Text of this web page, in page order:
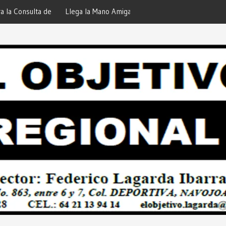
de DIF Navojoa a la Ampliación
de Servicios… Desde: Redacción
Nuestras Familias!…